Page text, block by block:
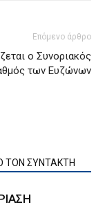
Επόμενο άρθρο
ο Συνοριακός
των Ευζώνων
ΤΟΝ ΣΥΝΤΑΚΤΗ